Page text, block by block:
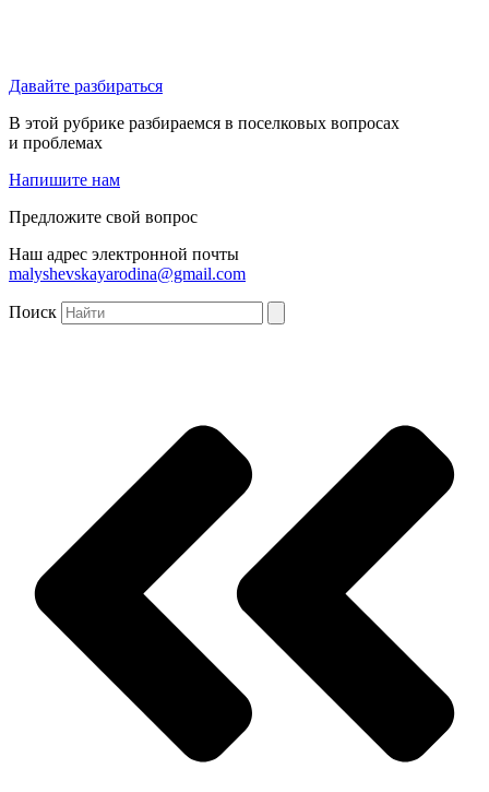
Давайте разбираться
В этой рубрике разбираемся в поселковых вопросах
и проблемах
Напишите нам
Предложите свой вопрос
Наш адрес электронной почты
malyshevskayarodina@gmail.com
Поиск